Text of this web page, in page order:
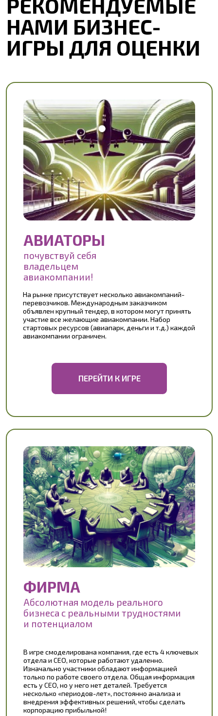
ПЕРЕЙТИ К ИГРЕ
В игре смоделирована компания, где есть 4 ключевых
отдела и CEO, которые работают удаленно.
Изначально участники обладают информацией
только по работе своего отдела. Общая информация
есть у CEO, но у него нет деталей. Требуется
несколько «периодов-лет», постоянно анализа и
внедрения эффективных решений, чтобы сделать
корпорацию прибыльной!
бизнеса с реальными трудностями
ФИРМА
ПЕРЕЙТИ К ИГРЕ
На рынке присутствует несколько авиакомпаний-
перевозчиков. Международным заказчиком
объявлен крупный тендер, в котором могут принять
участие все желающие авиакомпании. Набор
стартовых ресурсов (авиапарк, деньги и т.д.) каждой
авиакомпании ограничен.
почувствуй себя
владельцем
авиакомпании!
АВИАТОРЫ